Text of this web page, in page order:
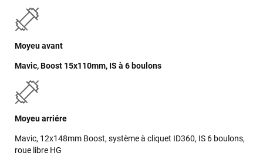
Moyeu avant
Mavic, Boost 15x110mm, IS à 6 boulons
Moyeu arriére
Mavic, 12x148mm Boost, système à cliquet ID360, IS 6 boulons,
roue libre HG